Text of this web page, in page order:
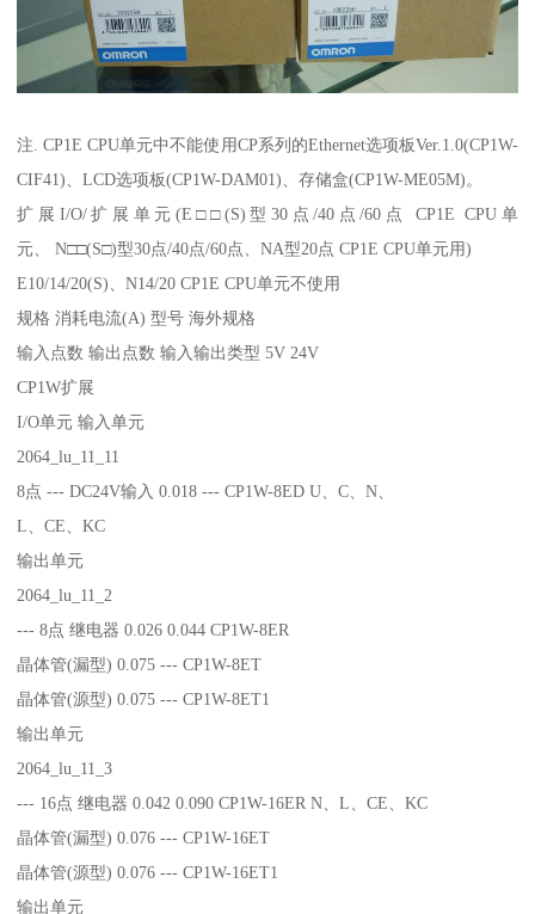
注. CP1E CPU单元中不能使用CP系列的Ethernet选项板Ver.1.0(CP1W-
CIF41)、LCD选项板(CP1W-DAM01)、存储盒(CP1W-ME05M)。
扩展I/O/扩展单元(E□□(S)型30点/40点/60点 CP1E CPU单
元、 N□□(S□)型30点/40点/60点、NA型20点 CP1E CPU单元用)
E10/14/20(S)、N14/20 CP1E CPU单元不使用
规格 消耗电流(A) 型号 海外规格
输入点数 输出点数 输入输出类型 5V 24V
CP1W扩展
I/O单元 输入单元
2064_lu_11_11
8点 --- DC24V输入 0.018 --- CP1W-8ED U、C、N、
L、CE、KC
输出单元
2064_lu_11_2
--- 8点 继电器 0.026 0.044 CP1W-8ER
晶体管(漏型) 0.075 --- CP1W-8ET
晶体管(源型) 0.075 --- CP1W-8ET1
输出单元
2064_lu_11_3
--- 16点 继电器 0.042 0.090 CP1W-16ER N、L、CE、KC
晶体管(漏型) 0.076 --- CP1W-16ET
晶体管(源型) 0.076 --- CP1W-16ET1
输出单元